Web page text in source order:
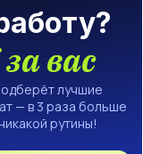
вас
лучшие
— в 3 раза больше
рутины!